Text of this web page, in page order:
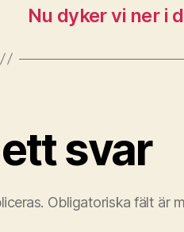
Nu dyker vi ner i
svar
Obligatoriska fält är